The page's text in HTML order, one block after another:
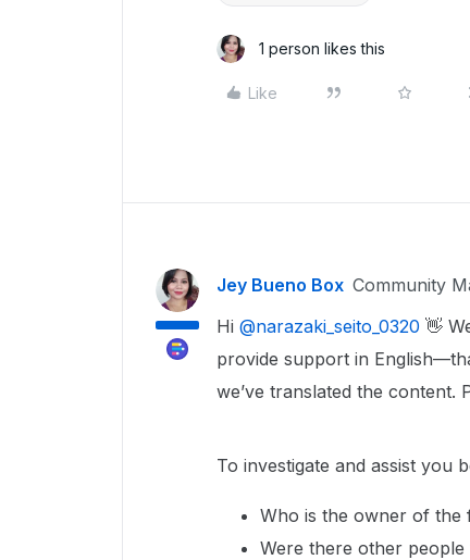
1 person likes this
Like
Jey Bueno Box Community
Hi ​ @narazaki_seito_0320 👋
provide support in
we’ve translated the content.
To investigate and assist you
Who is the owner of the
Were there other